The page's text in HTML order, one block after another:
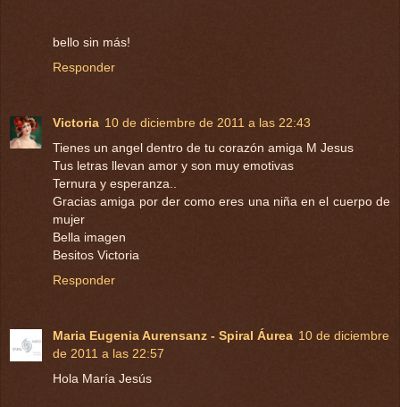
bello sin más!
Responder
Victoria 10 de diciembre de 2011 a las 22:43
Tienes un angel dentro de tu corazón amiga M Jesus
Tus letras llevan amor y son muy emotivas
Ternura y esperanza..
Gracias amiga por der como eres una niña en el cuerpo de
mujer
Bella imagen
Besitos Victoria
Responder
Maria Eugenia Aurensanz - Spiral Áurea 10 de diciembre
de 2011 a las 22:57
Hola María Jesús